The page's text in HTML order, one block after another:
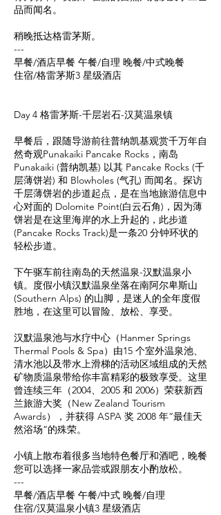
品而闻名。
稍晚抵达格雷茅斯。
---
早餐/酒店早餐 午餐/自理 晚餐/中式晚餐
住宿/格雷茅斯3 星级酒店
Day 4 格雷茅斯-千层岩石-汉莫温泉镇
早餐后，跟随导游前往普纳凯基观赏千万年自
然奇观Punakaiki Pancake Rocks，南岛
Punakaiki (普纳凯基) 以其 Pancake Rocks (千
层薄饼岩) 和 Blowholes (气孔) 而闻名。探访
千层薄饼岩的步道起点，是在当地旅游信息中
心对面的 Dolomite Point(白云石角)，因为薄
饼岩是在这里海岸的水上升起的，此步道
(Pancake Rocks Track)是一条20 分钟环状的
轻松步道。
下午驱车前往南岛的天然温泉-汉默温泉小
镇。度假小镇汉默温泉坐落在南阿尔卑斯山
(Southern Alps) 的山脚，是迷人的全年度假
胜地，在这里可以冒险、放松、享受。
汉默温泉池与水疗中心（Hanmer Springs
Thermal Pools & Spa）由15 个室外温泉池、
清水池以及带水上滑梯的活动区域组成的天然
矿物质温泉带给你丰富精彩的极致享受。这里
曾连续三年（2004、2005 和 2006）荣获新西
兰旅游大奖（New Zealand Tourism
Awards），并获得 ASPA 奖 2008 年“最佳天
然浴场”的殊荣。
小镇上散布着很多当地特色餐厅和酒吧，晚餐
您可以选择一家品尝或跟朋友小酌放松。
---
早餐/酒店早餐 午餐/中式 晚餐/自理
住宿/汉莫温泉小镇3 星级酒店